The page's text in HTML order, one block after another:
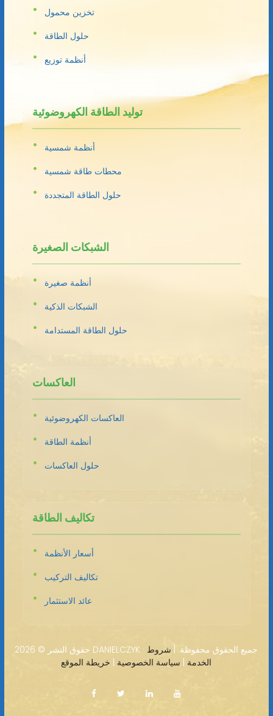
تخزين محمول
حلول الطاقة
أنظمة توزيع
توليد الطاقة الكهروضوئية
أنظمة شمسية
محطات طاقة شمسية
حلول الطاقة المتجددة
الشبكات الصغيرة
أنظمة صغيرة
الشبكات الذكية
حلول الطاقة المستدامة
العاكسات
العاكسات الكهروضوئية
أنظمة الطاقة
حلول العاكسات
تكاليف الطاقة
أسعار الأنظمة
تكاليف التركيب
عائد الاستثمار
حقوق النشر © 2026 DANIELCZYK · جميع الحقوق محفوظة. | شروط
الخدمة
سياسة الخصوصية خريطة الموقع